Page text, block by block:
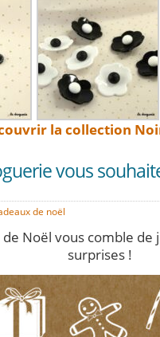
la collection
vous
de noël
Noël vous comble de
surprises !